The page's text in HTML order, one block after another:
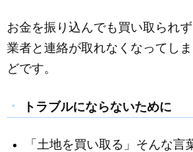
お金を振り込んでも買い取られ
業者と連絡が取れなくなってし
どです。
トラブルにならないために
「土地を買い取る」そんな言